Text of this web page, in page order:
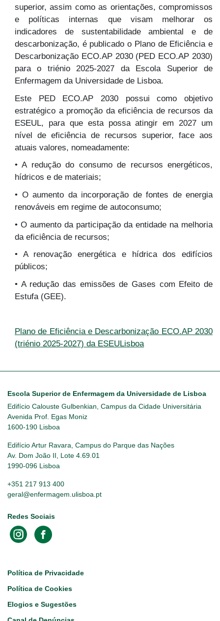
superior, assim como as orientações, compromissos
e políticas internas que visam melhorar os
indicadores de sustentabilidade ambiental e de
descarbonização, é publicado o Plano de Eficiência e
Descarbonização ECO.AP 2030 (PED ECO.AP 2030)
para o triénio 2025-2027 da Escola Superior de
Enfermagem da Universidade de Lisboa.
Este PED ECO.AP 2030 possui como objetivo
estratégico a promoção da eficiência de recursos da
ESEUL, para que esta possa atingir em 2027 um
nível de eficiência de recursos superior, face aos
atuais valores, nomeadamente:
• A redução do consumo de recursos energéticos,
hídricos e de materiais;
• O aumento da incorporação de fontes de energia
renováveis em regime de autoconsumo;
• O aumento da participação da entidade na melhoria
da eficiência de recursos;
• A renovação energética e hídrica dos edifícios
públicos;
• A redução das emissões de Gases com Efeito de
Estufa (GEE).
Plano de Eficiência e Descarbonização ECO.AP 2030
(triénio 2025-2027) da ESEULisboa
Escola Superior de Enfermagem da Universidade de Lisboa
Edifício Calouste Gulbenkian, Campus da Cidade Universitária
Avenida Prof. Egas Moniz
1600-190 Lisboa
Edifício Artur Ravara, Campus do Parque das Nações
Av. Dom João II, Lote 4.69.01
1990-096 Lisboa
+351 217 913 400
geral@enfermagem.ulisboa.pt
Redes Sociais
Footer
Política de Privacidade
Política de Cookies
Elogios e Sugestões